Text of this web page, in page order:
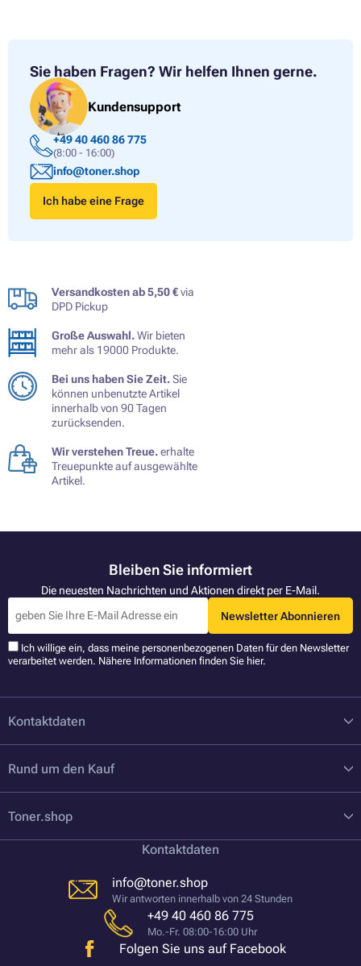
Sie haben Fragen? Wir helfen Ihnen gerne.
Kundensupport
+49 40 460 86 775
(8:00 - 16:00)
info@toner.shop
Ich habe eine Frage
Versandkosten ab 5,50 €via
DPD Pickup
Große Auswahl.Wir bieten
mehr als 19000 Produkte.
Bei uns haben Sie Zeit.Sie
können unbenutzte Artikel
innerhalb von 90 Tagen
zurücksenden.
Wir verstehen Treue.erhalte
Treuepunkte auf ausgewählte
Artikel.
Bleiben Sie informiert
Die neuesten Nachrichten und Aktionen direkt per E-Mail.
Newsletter Abonnieren
Ich willige ein, dass meine personenbezogenen Daten für den Newsletter
verarbeitet werden. Nähere Informationen finden Sie hier.
Kontaktdaten
Rund um den Kauf
Toner.shop
Kontaktdaten
info@toner.shop
Wir antworten innerhalb von 24 Stunden
+49 40 460 86 775
Mo.-Fr. 08:00-16:00 Uhr
Folgen Sie uns auf Facebook